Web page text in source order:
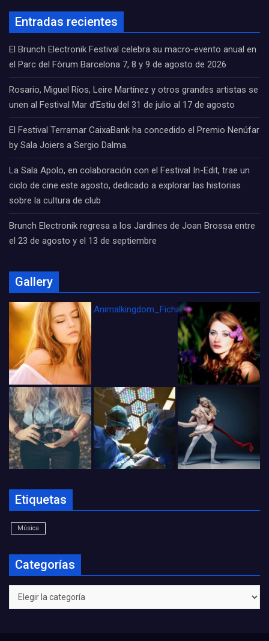
Entradas recientes
El Brunch Electronik Festival celebra su macro-evento anual en
el Parc del Fòrum Barcelona 7, 8 y 9 de agosto de 2026
Rosario, Miguel Ríos, Leire Martínez y otros grandes artistas se
unen al Festival Mar d’Estiu del 31 de julio al 17 de agosto
El Festival Terramar CaixaBank ha concedido el Premio Nenúfar
by Sala Joiers a Sergio Dalma.
La Sala Apolo, en colaboración con el Festival In-Edit, trae un
ciclo de cine este agosto, dedicado a explorar las historias
sobre la cultura de club
Brunch Electronik regresa a los Jardines de Joan Brossa entre
el 23 de agosto y el 13 de septiembre
Gallery
Animalkingdom_FichaCine
Etiquetas
Música
Categorías
Categorías